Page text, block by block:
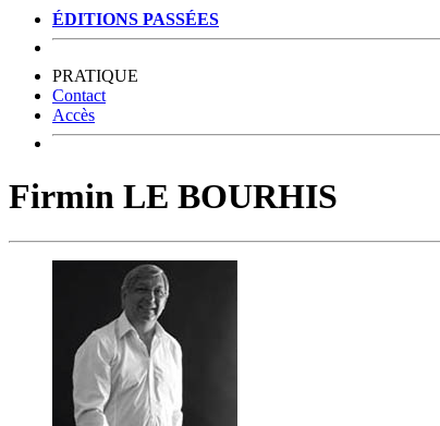
ÉDITIONS PASSÉES
PRATIQUE
Contact
Accès
Firmin LE BOURHIS